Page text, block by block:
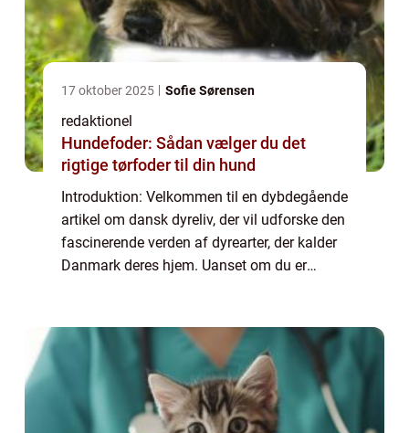
17 oktober 2025 Sofie Sørensen
redaktionel
Hundefoder: Sådan vælger du det
rigtige tørfoder til din hund
Introduktion: Velkommen til en dybdegående
artikel om dansk dyreliv, der vil udforske den
fascinerende verden af dyrearter, der kalder
Danmark deres hjem. Uanset om du er